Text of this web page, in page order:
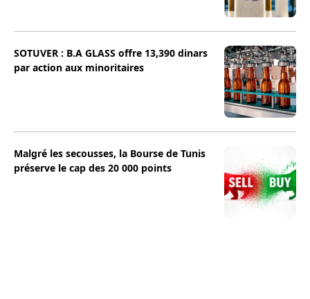
SOTUVER : B.A GLASS offre 13,390 dinars
par action aux minoritaires
Malgré les secousses, la Bourse de Tunis
préserve le cap des 20 000 points